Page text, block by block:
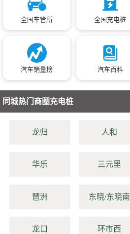
全国车管所 全国充电桩
汽车销量榜 汽车百科
同城热门商圈充电桩
龙归 人和
华乐 三元里
琶洲 东晓/东晓南
龙口 环市西